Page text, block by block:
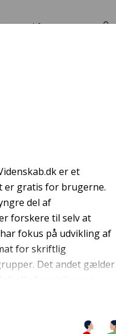
Log ind for ansøgere
er et
er gratis for brugerne.
del af
forskere til selv at
fokus på udvikling af
for skriftlig
Det andet gælder
formidling og
og
publikum, og